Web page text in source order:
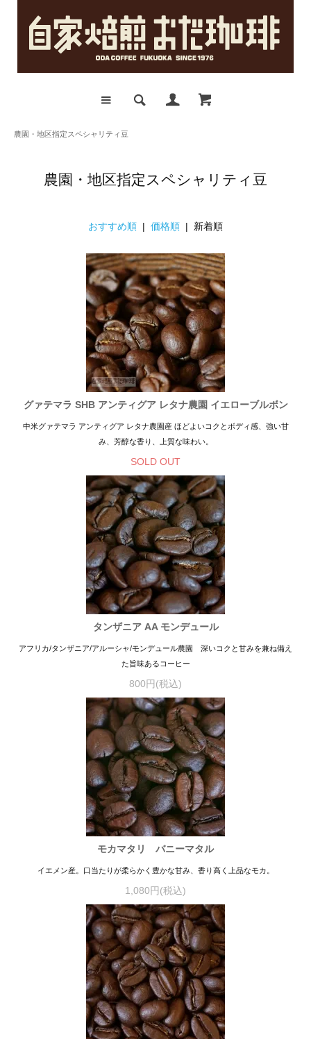
農園・地区指定スペシャリティ豆
農園・地区指定スペシャリティ豆
おすすめ順 | 価格順 | 新着順
グァテマラ SHB アンティグア レタナ農園 イエローブルボン
中米グァテマラ アンティグア レタナ農園産 ほどよいコクとボディ感、強い甘
み、芳醇な香り、上質な味わい。
SOLD OUT
タンザニア AA モンデュール
アフリカ/タンザニア/アルーシャ/モンデュール農園 深いコクと甘みを兼ね備え
た旨味あるコーヒー
800円(税込)
モカマタリ バニーマタル
イエメン産。口当たりが柔らかく豊かな甘み、香り高く上品なモカ。
1,080円(税込)